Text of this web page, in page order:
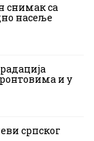
снимак са
насеље
и у
српског